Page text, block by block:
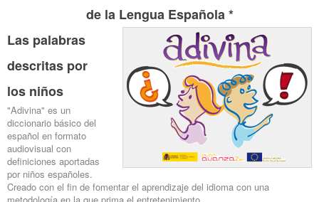
de la Lengua Española *
Las palabras
descritas por
los niños
"Adivina" es un
diccionario básico del
español en formato
audiovisual con
definiciones aportadas
por niños españoles.
Creado con el fin de fomentar el aprendizaje del idioma con una